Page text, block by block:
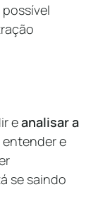
eanalisar a
entender e
se saindo